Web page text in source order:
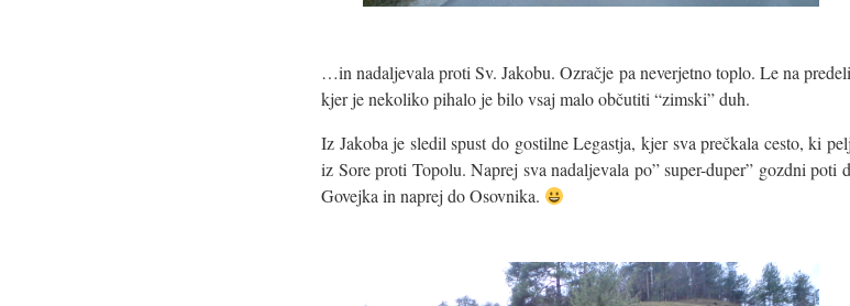
…in nadaljevala proti Sv. Jakobu. Ozračje pa neverjetno toplo. Le na
kjer je nekoliko pihalo je bilo vsaj malo občutiti “zimski” duh.
Iz Jakoba je sledil spust do gostilne Legastja, kjer sva prečkala cesto, ki
iz Sore proti Topolu. Naprej sva nadaljevala po” super-duper” gozdni poti
Govejka in naprej do Osovnika.